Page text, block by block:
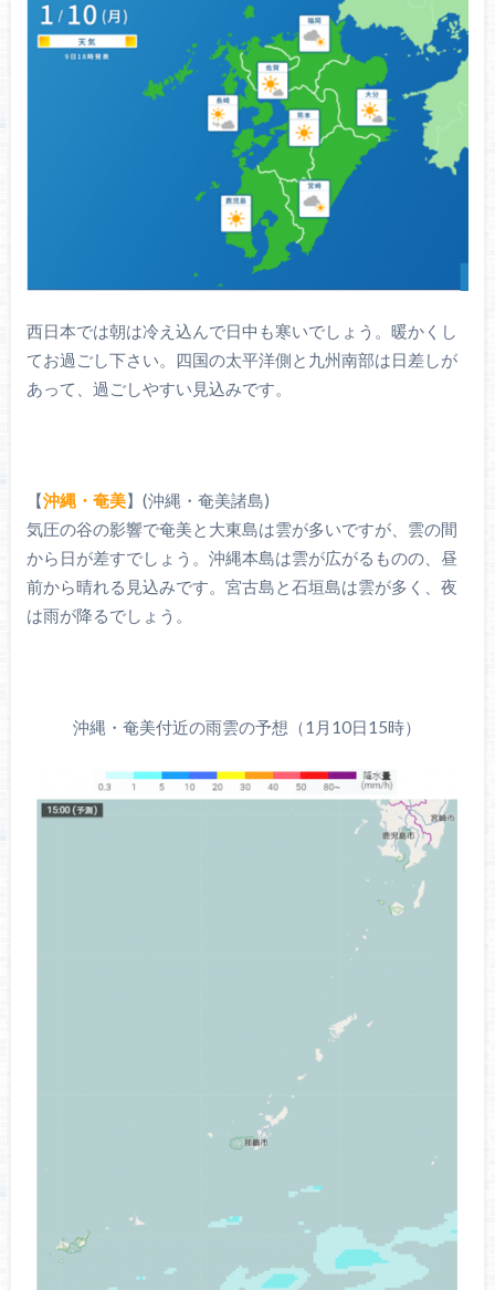
西日本では朝は冷え込んで日中も寒いでしょう。暖かくし
てお過ごし下さい。四国の太平洋側と九州南部は日差しが
あって、過ごしやすい見込みです。
【沖縄・奄美】(沖縄・奄美諸島)
気圧の谷の影響で奄美と大東島は雲が多いですが、雲の間
から日が差すでしょう。沖縄本島は雲が広がるものの、昼
前から晴れる見込みです。宮古島と石垣島は雲が多く、夜
は雨が降るでしょう。
沖縄・奄美付近の雨雲の予想（1月10日15時）